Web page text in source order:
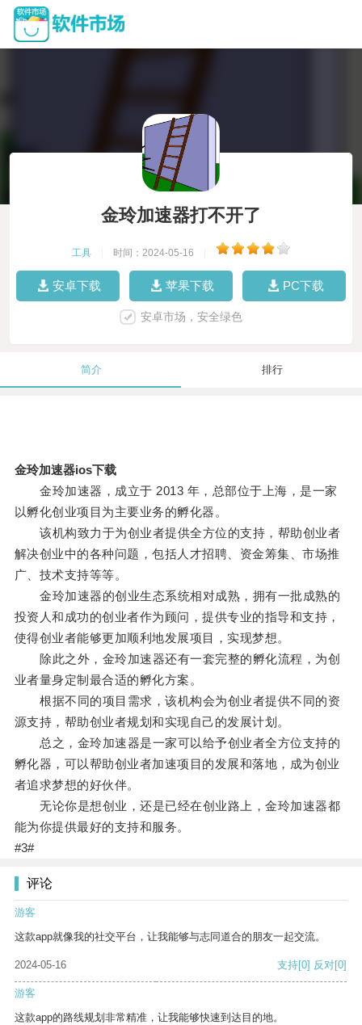
金玲加速器打不开了
工具 时间：2024-05-16
安卓下载 苹果下载 PC下载
安卓市场，安全绿色
简介 排行
金玲加速器ios下载
金玲加速器，成立于 2013 年，总部位于上海，是一家
以孵化创业项目为主要业务的孵化器。
该机构致力于为创业者提供全方位的支持，帮助创业者
解决创业中的各种问题，包括人才招聘、资金筹集、市场推
广、技术支持等等。
金玲加速器的创业生态系统相对成熟，拥有一批成熟的
投资人和成功的创业者作为顾问，提供专业的指导和支持，
使得创业者能够更加顺利地发展项目，实现梦想。
除此之外，金玲加速器还有一套完整的孵化流程，为创
业者量身定制最合适的孵化方案。
根据不同的项目需求，该机构会为创业者提供不同的资
源支持，帮助创业者规划和实现自己的发展计划。
总之，金玲加速器是一家可以给予创业者全方位支持的
孵化器，可以帮助创业者加速项目的发展和落地，成为创业
者追求梦想的好伙伴。
无论你是想创业，还是已经在创业路上，金玲加速器都
能为你提供最好的支持和服务。
#3#
评论
游客
这款app就像我的社交平台，让我能够与志同道合的朋友一起交流。
2024-05-16 支持[0] 反对[0]
游客
这款app的路线规划非常精准，让我能够快速到达目的地。